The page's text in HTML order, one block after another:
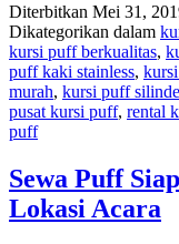
Diterbitkan Mei 31,
Dikategorikan dalam
kursi puff berkualitas,
puff kaki stainless,
murah, kursi puff
pusat kursi puff, rental
puff
Sewa Puff
Lokasi Acara